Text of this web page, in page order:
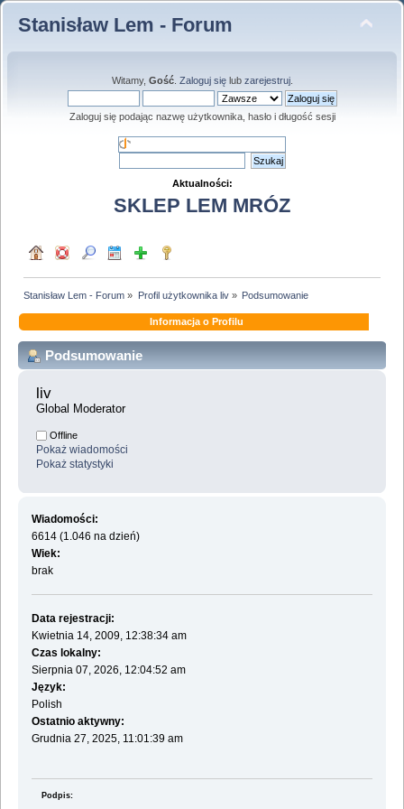
Stanisław Lem - Forum
Witamy, Gość. Zaloguj sięlub zarejestruj.
Zaloguj się podając nazwę użytkownika, hasło i długość sesji
Aktualności:
SKLEP LEM MRÓZ
Stanisław Lem - Forum » Profil użytkownika liv» Podsumowanie
Informacja o Profilu
Podsumowanie
liv
Global Moderator
Offline
Pokaż wiadomości
Pokaż statystyki
Wiadomości:
6614 (1.046 na dzień)
Wiek:
brak
Data rejestracji:
Kwietnia 14, 2009, 12:38:34 am
Czas lokalny:
Sierpnia 07, 2026, 12:04:52 am
Język:
Polish
Ostatnio aktywny:
Grudnia 27, 2025, 11:01:39 am
Podpis: